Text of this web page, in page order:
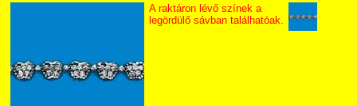
A raktáron lévő színek a
legördülő sávban találhatóak.